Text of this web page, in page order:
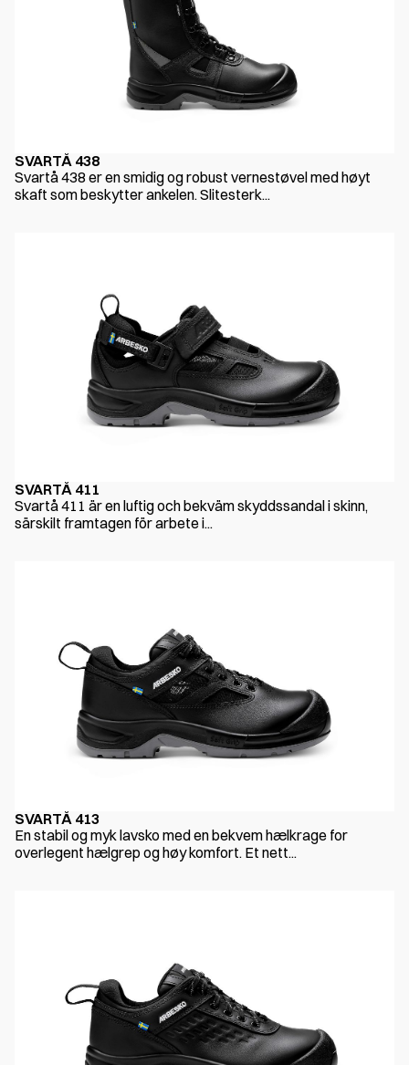
SVARTÅ 438
Svartå 438 er en smidig og robust vernestøvel med høyt
skaft som beskytter ankelen. Slitesterk...
SVARTÅ 411
Svartå 411 är en luftig och bekväm skyddssandal i skinn,
särskilt framtagen för arbete i...
SVARTÅ 413
En stabil og myk lavsko med en bekvem hælkrage for
overlegent hælgrep og høy komfort. Et nett...